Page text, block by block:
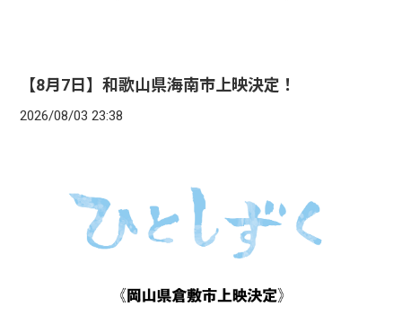
【8月7日】和歌山県海南市上映決定！
2026/08/03 23:38